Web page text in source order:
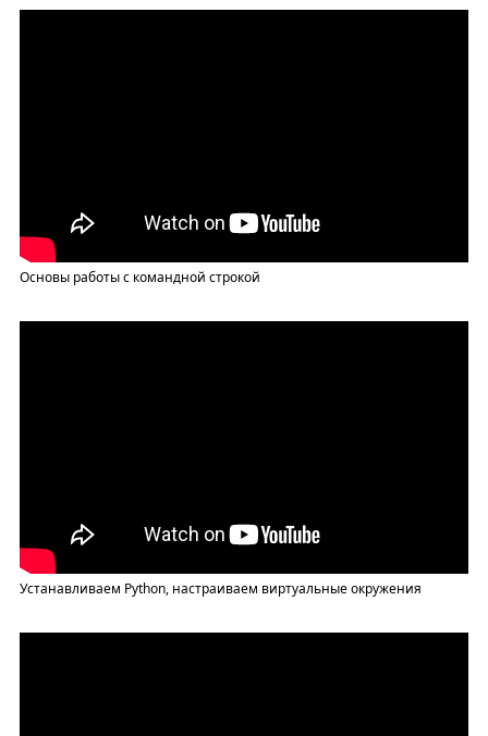
Основы работы с командной строкой
Устанавливаем Python, настраиваем виртуальные окружения